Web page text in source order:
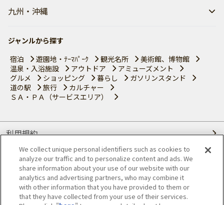
九州・沖縄
ジャンルから探す
宿泊
遊園地・ﾃｰﾏﾊﾟｰｸ 観光名所
美術館、博物館
温泉・入浴施設
アウトドア
アミューズメント
グルメ
ショッピング 暮らし
ガソリンスタンド
道の駅
旅行
カルチャー
ＳＡ・ＰＡ（サービスエリア）
利用規約
個人情報の取り扱いについて
会員優待サービスの提携をご検討の方へ
JAFホームページ
We collect unique personal identifiers such as cookies to
analyze our traffic and to personalize content and ads. We
share information about your use of our website with our
analytics and advertising partners, who may combine it
with other information that you have provided to them or
that they have collected from your use of their services.